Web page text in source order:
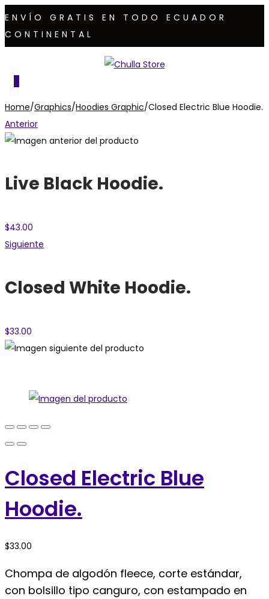
ENVÍO GRATIS EN TODO ECUADOR
CONTINENTAL
a
navegación
al
0
Home/Graphics/Hoodies Graphic/Closed Electric Blue Hoodie.
Anterior
Live Black Hoodie.
$43.00
Siguiente
Closed White Hoodie.
$33.00
Closed Electric Blue
Hoodie.
$33.00
Chompa de algodón fleece, corte estándar,
con bolsillo tipo canguro, con estampado en